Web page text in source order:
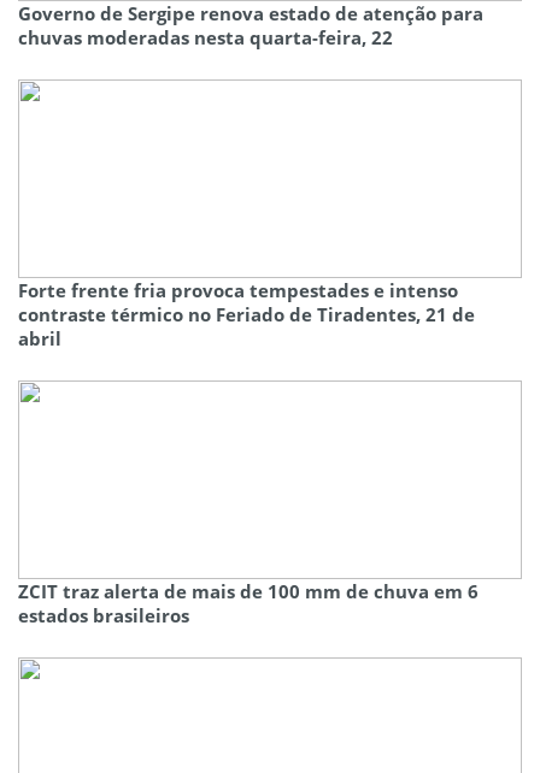
Governo de Sergipe renova estado de atenção para
chuvas moderadas nesta quarta-feira, 22
Forte frente fria provoca tempestades e intenso
contraste térmico no Feriado de Tiradentes, 21 de
abril
ZCIT traz alerta de mais de 100 mm de chuva em 6
estados brasileiros